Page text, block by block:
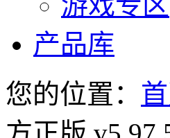
产品库
您的位置：